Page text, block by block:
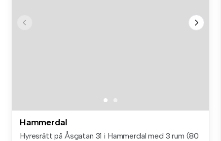
Hammerdal
Hyresrätt på Åsgatan 31 i Hammerdal med 3 rum (80